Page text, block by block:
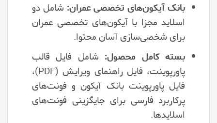
بانک آیکون‌های تخصصی عمران: شامل دو
اسلاید مجزا با آیکون‌های تخصصی عمران
برای شخصی‌سازی آسان محتوا.
بسته کامل محصول: شامل فایل قالب
پاورپوینت، فایل راهنمای ویرایش (PDF)،
فایل پاورپوینت بانک آیکون و فونت‌های
پرکاربرد فارسی برای جایگزینی فونت‌های
اسلایدها.